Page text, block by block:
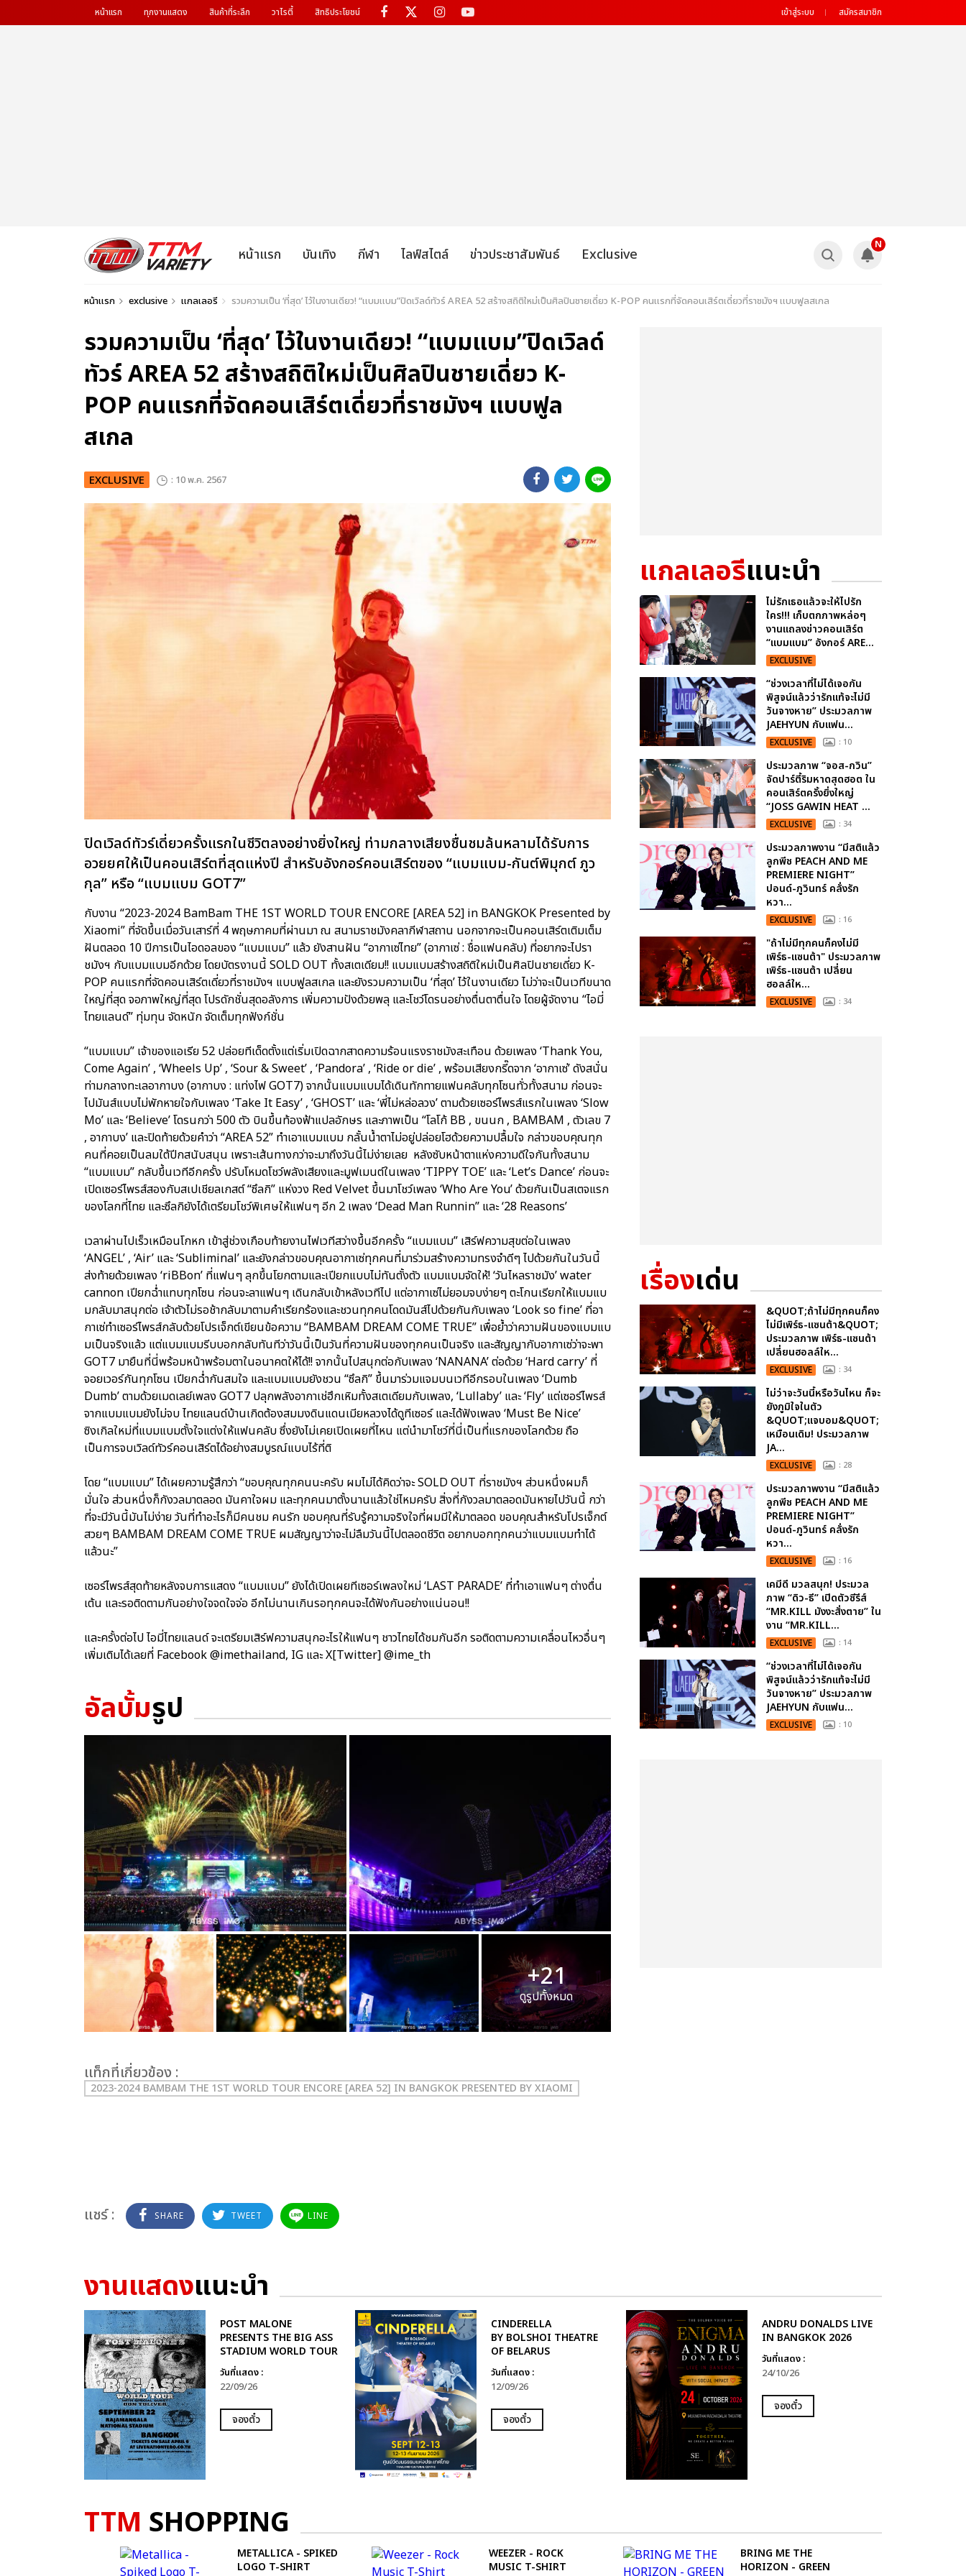
หน้าแรก ทุกงานแสดง สินค้าที่ระลึก วาไรตี้ สิทธิประโยชน์ เข้าสู่ระบบ สมัครสมาชิก
หน้าแรก บันเทิง กีฬา ไลฟ์สไตล์ ข่าวประชาสัมพันธ์ Exclusive
N
หน้าแรก exclusive แกลเลอรี รวมความเป็น ‘ที่สุด’ ไว้ในงานเดียว! “แบมแบม”ปิดเวิลด์ทัวร์ AREA 52 สร้างสถิติใหม่เป็นศิลปินชายเดี่ยว K-POP คนแรกที่จัดคอนเสิร์ตเดี่ยวที่ราชมังฯ แบบฟูลสเกล
รวมความเป็น ‘ที่สุด’ ไว้ในงานเดียว! “แบมแบม”ปิดเวิลด์
ทัวร์ AREA 52 สร้างสถิติใหม่เป็นศิลปินชายเดี่ยว K-
POP คนแรกที่จัดคอนเสิร์ตเดี่ยวที่ราชมังฯ แบบฟูล
สเกล
EXCLUSIVE : 10 พ.ค. 2567
ปิดเวิลด์ทัวร์เดี่ยวครั้งแรกในชีวิตลงอย่างยิ่งใหญ่ ท่ามกลางเสียงชื่นชมล้นหลามได้รับการ
อวยยศให้เป็นคอนเสิร์ตที่สุดแห่งปี สำหรับอังกอร์คอนเสิร์ตของ “แบมแบม-กันต์พิมุกต์ ภูว
กุล” หรือ “แบมแบม GOT7”
กับงาน “2023-2024 BamBam THE 1ST WORLD TOUR ENCORE [AREA 52] in BANGKOK Presented by
Xiaomi” ที่จัดขึ้นเมื่อวันเสาร์ที่ 4 พฤษภาคมที่ผ่านมา ณ สนามราชมังคลากีฬาสถาน นอกจากจะเป็นคอนเสิร์ตเติมเต็ม
ฝันตลอด 10 ปีการเป็นไอดอลของ “แบมแบม” แล้ว ยังสานฝัน “อากาเซ่ไทย” (อากาเซ่ : ชื่อแฟนคลับ) ที่อยากจะไปรา
ชมังฯ กับแบมแบมอีกด้วย โดยบัตรงานนี้ SOLD OUT ทั้งสเตเดียม!! แบมแบมสร้างสถิติใหม่เป็นศิลปินชายเดี่ยว K-
POP คนแรกที่จัดคอนเสิร์ตเดี่ยวที่ราชมังฯ แบบฟูลสเกล และยังรวมความเป็น ‘ที่สุด’ ไว้ในงานเดียว ไม่ว่าจะเป็นเวทีขนาด
ใหญ่ที่สุด จอภาพใหญ่ที่สุด โปรดักชั่นสุดอลังการ เพิ่มความปังด้วยพลุ และโชว์โดรนอย่างตื่นตาตื่นใจ โดยผู้จัดงาน “ไอมี่
ไทยแลนด์” ทุ่มทุน จัดหนัก จัดเต็มทุกฟังก์ชั่น
“แบมแบม” เจ้าของแอเรีย 52 ปล่อยทีเด็ดตั้งแต่เริ่มเปิดฉากสาดความร้อนแรงราชมังสะเทือน ด้วยเพลง ‘Thank You,
Come Again’ , ‘Wheels Up’ , ‘Sour & Sweet’ , ‘Pandora’ , ‘Ride or die’ , พร้อมเสียงกรี๊ดจาก ‘อากาเซ่’ ดังสนั่น
ท่ามกลางทะเลอากาบง (อากาบง : แท่งไฟ GOT7) จากนั้นแบมแบมได้เดินทักทายแฟนคลับทุกโซนทั่วทั้งสนาม ก่อนจะ
ไปมันส์แบบไม่พักหายใจกับเพลง ‘Take It Easy’ , ‘GHOST’ และ ‘พี่ไม่หล่อลวง’ ตามด้วยเซอร์ไพรส์แรกในเพลง ‘Slow
Mo’ และ ‘Believe’ โดรนกว่า 500 ตัว บินขึ้นท้องฟ้าแปลอักษร และภาพเป็น “โลโก้ BB , ขนนก , BAMBAM , ตัวเลข 7
, อากาบง’ และปิดท้ายด้วยคำว่า “AREA 52” ทำเอาแบมแบม กลั้นน้ำตาไม่อยู่ปล่อยโฮด้วยความปลื้มใจ กล่าวขอบคุณทุก
คนที่คอยเป็นลมใต้ปีกสนับสนุน เพราะเส้นทางกว่าจะมาถึงวันนี้ไม่ง่ายเลย หลังซับหน้าตาแห่งความดีใจกันทั้งสนาม
“แบมแบม” กลับขึ้นเวทีอีกครั้ง ปรับโหมดโชว์พลังเสียงและมูฟเมนต์ในเพลง ‘TIPPY TOE’ และ ‘Let’s Dance’ ก่อนจะ
เปิดเซอร์ไพรส์สองกับสเปเชียลเกสต์ “ซึลกิ” แห่งวง Red Velvet ขึ้นมาโชว์เพลง ‘Who Are You’ ด้วยกันเป็นสเตจแรก
ของโลกที่ไทย และซึลกิยังได้เตรียมโชว์พิเศษให้แฟนๆ อีก 2 เพลง ‘Dead Man Runnin’’ และ ‘28 Reasons’
เวลาผ่านไปเร็วเหมือนโกหก เข้าสู่ช่วงเกือบท้ายงานไฟเวทีสว่างขึ้นอีกครั้ง “แบมแบม” เสิร์ฟความสุขต่อในเพลง
‘ANGEL’ , ‘Air’ และ ‘Subliminal’ และยังกล่าวขอบคุณอากาเซ่ทุกคนที่มาร่วมสร้างความทรงจำดีๆ ไปด้วยกันในวันนี้
ส่งท้ายด้วยเพลง ‘riBBon’ ที่แฟนๆ ลุกขึ้นโยกตามและเปียกแบบไม่ทันตั้งตัว แบมแบมจัดให้! ‘วันไหลราชมัง’ water
cannon เปียกฉ่ำแทบทุกโซน ก่อนจะลาแฟนๆ เดินกลับเข้าหลังเวทีไป แต่อากาเซ่ไม่ยอมจบง่ายๆ ตะโกนเรียกให้แบมแบ
มกลับมาสนุกต่อ เจ้าตัวไม่รอช้ากลับมาตามคำเรียกร้องและชวนทุกคนโดดมันส์ไปด้วยกันกับเพลง ‘Look so fine’ ที่อา
กาเซ่ทำเซอร์ไพรส์กลับด้วยโปรเจ็กต์เขียนข้อความ “BAMBAM DREAM COME TRUE” เพื่อย้ำว่าความฝันของแบมแบ
มเป็นจริงแล้ว แต่แบมแบมรีบบอกกลับทันทีว่าวันนี้เป็นวันที่ความฝันของทุกคนเป็นจริง และสัญญากับอากาเซ่ว่าจะพา
GOT7 มายืนที่นี่พร้อมหน้าพร้อมตาในอนาคตให้ได้!! จากนั้นไปสนุกต่อกับเพลง ‘NANANA’ ต่อด้วย ‘Hard carry’ ที่
จอยเวอร์กันทุกโซน เปียกฉ่ำกันสมใจ และแบมแบมยังชวน “ซึลกิ” ขึ้นมาร่วมแจมบนเวทีอีกรอบในเพลง ‘Dumb
Dumb’ ตามด้วยเมดเลย์เพลง GOT7 ปลุกพลังอากาเช่ฮึกเหิมทั้งสเตเดียมกับเพลง, ‘Lullaby’ และ ‘Fly’ แต่เซอร์ไพรส์
จากแบมแบมยังไม่จบ ไทยแลนด์บ้านเกิดต้องสมมงดินแดนเมียหลวงได้ดูทีเซอร์ และได้ฟังเพลง ‘Must Be Nice’
ซิงเกิลใหม่ที่แบมแบมตั้งใจแต่งให้แฟนคลับ ซึ่งยังไม่เคยเปิดเผยที่ไหน แต่นำมาโชว์ที่นี่เป็นที่แรกของโลกด้วย ถือ
เป็นการจบเวิลด์ทัวร์คอนเสิร์ตได้อย่างสมบูรณ์แบบไร้ที่ติ
โดย “แบมแบม” ได้เผยความรู้สึกว่า “ขอบคุณทุกคนนะครับ ผมไม่ได้คิดว่าจะ SOLD OUT ที่ราชมังฯ ส่วนหนึ่งผมก็
มั่นใจ ส่วนหนึ่งก็กังวลมาตลอด มันคาใจผม และทุกคนมาตั้งนานแล้วใช่ไหมครับ สิ่งที่กังวลมาตลอดมันหายไปวันนี้ กว่า
ที่จะมีวันนี้มันไม่ง่าย วันที่ทำอะไรก็มีคนชม คนรัก ขอบคุณที่รับรู้ความจริงใจที่ผมมีให้มาตลอด ขอบคุณสำหรับโปรเจ็กต์
สวยๆ BAMBAM DREAM COME TRUE ผมสัญญาว่าจะไม่ลืมวันนี้ไปตลอดชีวิต อยากบอกทุกคนว่าแบมแบมทำได้
แล้วนะ”
เซอร์ไพรส์สุดท้ายหลังจบการแสดง “แบมแบม” ยังได้เปิดเผยทีเซอร์เพลงใหม่ ‘LAST PARADE’ ที่ทำเอาแฟนๆ ต่างตื่น
เต้น และรอติดตามกันอย่างใจจดใจจ่อ อีกไม่นานเกินรอทุกคนจะได้ฟังกันอย่างแน่นอน!!
และครั้งต่อไป ไอมี่ไทยแลนด์ จะเตรียมเสิร์ฟความสนุกอะไรให้แฟนๆ ชาวไทยได้ชมกันอีก รอติดตามความเคลื่อนไหวอื่นๆ
เพิ่มเติมได้เลยที่ Facebook @imethailand, IG และ X[Twitter] @ime_th
อัลบั้มรูป
+21
ดูรูปทั้งหมด
เเท็กที่เกี่ยวข้อง :
2023-2024 BAMBAM THE 1ST WORLD TOUR ENCORE [AREA 52] IN BANGKOK PRESENTED BY XIAOMI
แชร์ : SHARE TWEET LINE
แกลเลอรีแนะนำ
ไม่รักเธอแล้วจะให้ไปรัก
ใคร!!! เก็บตกภาพหล่อๆ
งานแถลงข่าวคอนเสิร์ต
“แบมแบม” อังกอร์ ARE...
EXCLUSIVE
“ช่วงเวลาที่ไม่ได้เจอกัน
พิสูจน์แล้วว่ารักแท้จะไม่มี
วันจางหาย” ประมวลภาพ
JAEHYUN กับแฟน...
EXCLUSIVE : 10
ประมวลภาพ “จอส-กวิน”
จัดปาร์ตี้ริมหาดสุดฮอต ใน
คอนเสิร์ตครั้งยิ่งใหญ่
“JOSS GAWIN HEAT ...
EXCLUSIVE : 34
ประมวลภาพงาน “มีสติแล้ว
ลูกพีช PEACH AND ME
PREMIERE NIGHT”
ปอนด์-ภูวินทร์ คลั่งรัก
หวา...
EXCLUSIVE : 16
"ถ้าไม่มีทุกคนก็คงไม่มี
เพิร์ธ-แซนต้า" ประมวลภาพ
เพิร์ธ-แซนต้า เปลี่ยน
ฮอลล์ให...
EXCLUSIVE : 34
เรื่องเด่น
&QUOT;ถ้าไม่มีทุกคนก็คง
ไม่มีเพิร์ธ-แซนต้า&QUOT;
ประมวลภาพ เพิร์ธ-แซนต้า
เปลี่ยนฮอลล์ให...
EXCLUSIVE : 34
ไม่ว่าจะวันนี้หรือวันไหน ก็จะ
ยังภูมิใจในตัว
&QUOT;แจบอม&QUOT;
เหมือนเดิม! ประมวลภาพ
JA...
EXCLUSIVE : 28
ประมวลภาพงาน “มีสติแล้ว
ลูกพีช PEACH AND ME
PREMIERE NIGHT”
ปอนด์-ภูวินทร์ คลั่งรัก
หวา...
EXCLUSIVE : 16
เคมีดี มวลสนุก! ประมวล
ภาพ “ดิว-ธี” เปิดตัวซีรีส์
“MR.KILL มังงะสั่งตาย” ใน
งาน “MR.KILL...
EXCLUSIVE : 14
“ช่วงเวลาที่ไม่ได้เจอกัน
พิสูจน์แล้วว่ารักแท้จะไม่มี
วันจางหาย” ประมวลภาพ
JAEHYUN กับแฟน...
EXCLUSIVE : 10
งานแสดงแนะนำ
POST MALONE
PRESENTS THE BIG ASS
STADIUM WORLD TOUR
วันที่แสดง :
22/09/26
จองตั๋ว
CINDERELLA
BY BOLSHOI THEATRE
OF BELARUS
วันที่แสดง :
12/09/26
จองตั๋ว
ANDRU DONALDS LIVE
IN BANGKOK 2026
วันที่แสดง :
24/10/26
จองตั๋ว
TTM SHOPPING
METALLICA - SPIKED
LOGO T-SHIRT
WEEZER - ROCK
MUSIC T-SHIRT
BRING ME THE
HORIZON - GREEN